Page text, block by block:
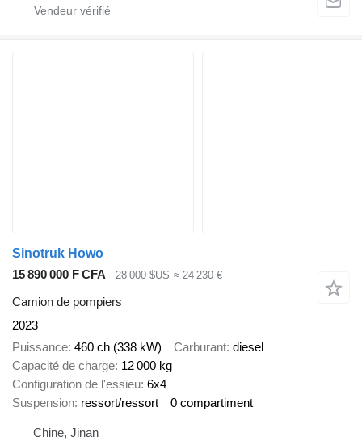
Sinotruk Howo
15 890 000 F CFA
28 000 $US ≈ 24 230 €
Camion de pompiers
2023
Puissance 460 ch (338 kW) Carburant diesel
Capacité de charge 12 000 kg
Configuration de l'essieu 6x4
Suspension ressort/ressort 0 compartiment
Chine, Jinan